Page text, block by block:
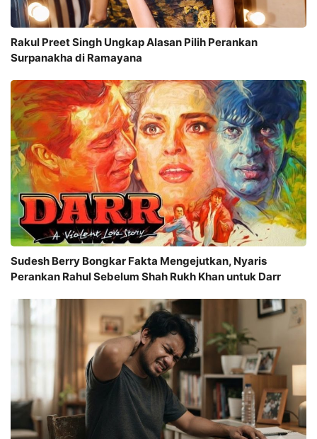
Rakul Preet Singh Ungkap Alasan Pilih Perankan
Surpanakha di Ramayana
Sudesh Berry Bongkar Fakta Mengejutkan, Nyaris
Perankan Rahul Sebelum Shah Rukh Khan untuk Darr